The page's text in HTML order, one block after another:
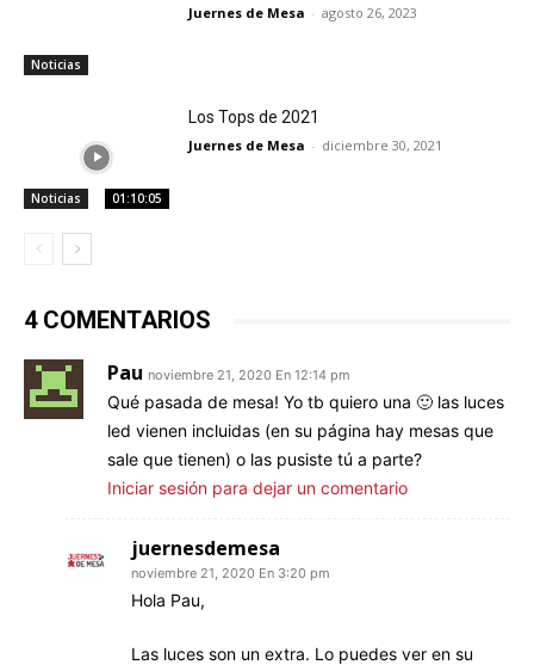
Noticias
Juernes de Mesa - agosto 26, 2023
Noticias 01:10:05
Los Tops de 2021
Juernes de Mesa - diciembre 30, 2021
4 COMENTARIOS
Pau noviembre 21, 2020 En 12:14 pm
Qué pasada de mesa! Yo tb quiero una 🙂 las luces
led vienen incluidas (en su página hay mesas que
sale que tienen) o las pusiste tú a parte?
Iniciar sesión para dejar un comentario
juernesdemesa
noviembre 21, 2020 En 3:20 pm
Hola Pau,
Las luces son un extra. Lo puedes ver en su